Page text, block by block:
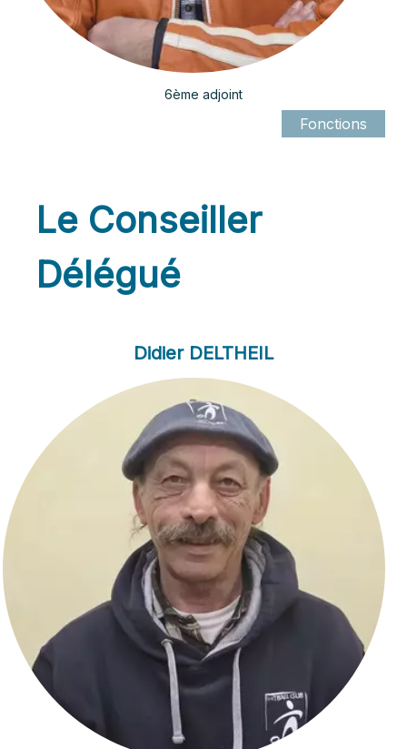
6ème adjoint
Le Conseiller
Délégué
Didier DELTHEIL